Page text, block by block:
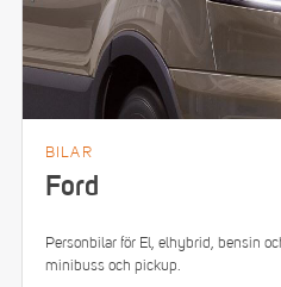
BILAR
Ford
Personbilar för El, elhybrid, bensin
minibuss och pickup.